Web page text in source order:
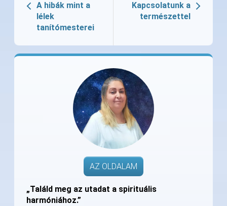
A hibák mint a
lélek
tanítómesterei
Kapcsolatunk a
természettel
AZ OLDALAM
„Találd meg az utadat a spirituális
harmóniához.”